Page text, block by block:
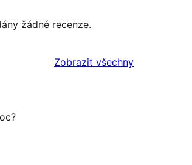
žádné recenze.
Zobrazit všechnyrecenze